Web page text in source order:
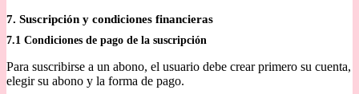
7. Suscripción y condiciones financieras
7.1 Condiciones de pago de la suscripción
Para suscribirse a un abono, el usuario debe crear primero su cuenta,
elegir su abono y la forma de pago.